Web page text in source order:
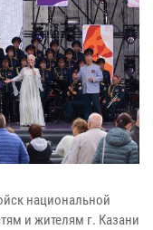
национальной
и жителям г. Казани